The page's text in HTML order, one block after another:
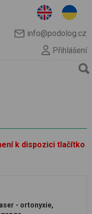
info@podolog.cz
Přihlášení
k dispozici tlačítko
- ortonyxie,